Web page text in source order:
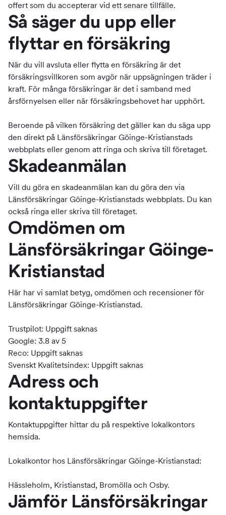
offert som du accepterar vid ett senare tillfälle.
Så säger du upp eller
flyttar en försäkring
När du vill avsluta eller flytta en försäkring är det
försäkringsvillkoren som avgör när uppsägningen träder i
kraft. För många försäkringar är det i samband med
årsförnyelsen eller när försäkringsbehovet har upphört.
Beroende på vilken försäkring det gäller kan du säga upp
den direkt på Länsförsäkringar Göinge-Kristianstads
webbplats eller genom att ringa och skriva till företaget.
Skadeanmälan
Vill du göra en skadeanmälan kan du göra den via
Länsförsäkringar Göinge-Kristianstads webbplats. Du kan
också ringa eller skriva till företaget.
Omdömen om
Länsförsäkringar Göinge-
Kristianstad
Här har vi samlat betyg, omdömen och recensioner för
Länsförsäkringar Göinge-Kristianstad.
Trustpilot: Uppgift saknas
Google: 3.8 av 5
Reco: Uppgift saknas
Svenskt Kvalitetsindex: Uppgift saknas
Adress och
kontaktuppgifter
Kontaktuppgifter hittar du på respektive lokalkontors
hemsida.
Lokalkontor hos Länsförsäkringar Göinge-Kristianstad:
Hässleholm, Kristianstad, Bromölla och Osby.
Jämför Länsförsäkringar